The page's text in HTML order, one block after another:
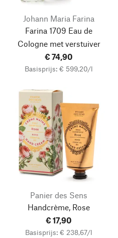
Johann Maria Farina
Farina 1709 Eau de
Colognemet verstuiver
€ 74,90
Basisprijs: € 599,20/l
Panier des Sens
Handcrème, Rose
€ 17,90
Basisprijs: € 238,67/l